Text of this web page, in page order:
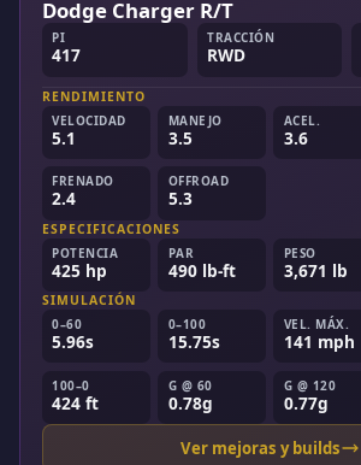
Dodge Charger R/T
PI
417
TRACCIÓN
RWD
RENDIMIENTO
VELOCIDAD
5.1
MANEJO
3.5
ACEL.
3.6
FRENADO
2.4
OFFROAD
5.3
ESPECIFICACIONES
POTENCIA
425 hp
PAR
490 lb-ft
PESO
3,671 lb
SIMULACIÓN
0–60
5.96s
0–100
15.75s
VEL. MÁX.
141 mph
100–0
424 ft
G @ 60
0.78g
G @ 120
0.77g
Ver mejoras y builds